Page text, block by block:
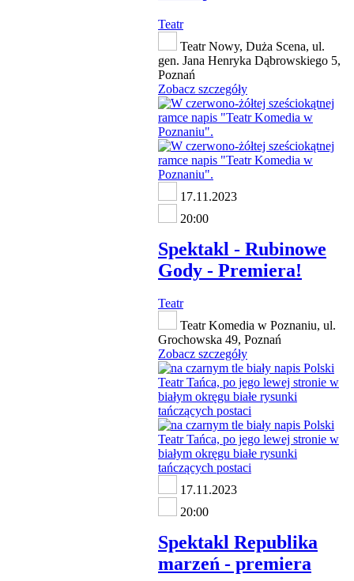
Teatr
Teatr Nowy, Duża Scena, ul.
gen. Jana Henryka Dąbrowskiego 5,
Poznań
Zobacz szczegóły
17.11.2023
20:00
Spektakl - Rubinowe
Gody - Premiera!
Teatr
Teatr Komedia w Poznaniu, ul.
Grochowska 49, Poznań
Zobacz szczegóły
17.11.2023
20:00
Spektakl Republika
marzeń - premiera